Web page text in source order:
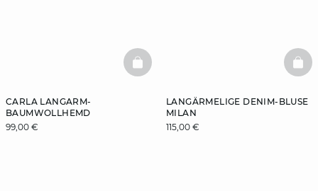
CARLA LANGARM-
BAUMWOLLHEMD
99,00 €
BASKETFULL
LANGÄRMELIGE DENIM-BLUSE
MILAN
115,00 €